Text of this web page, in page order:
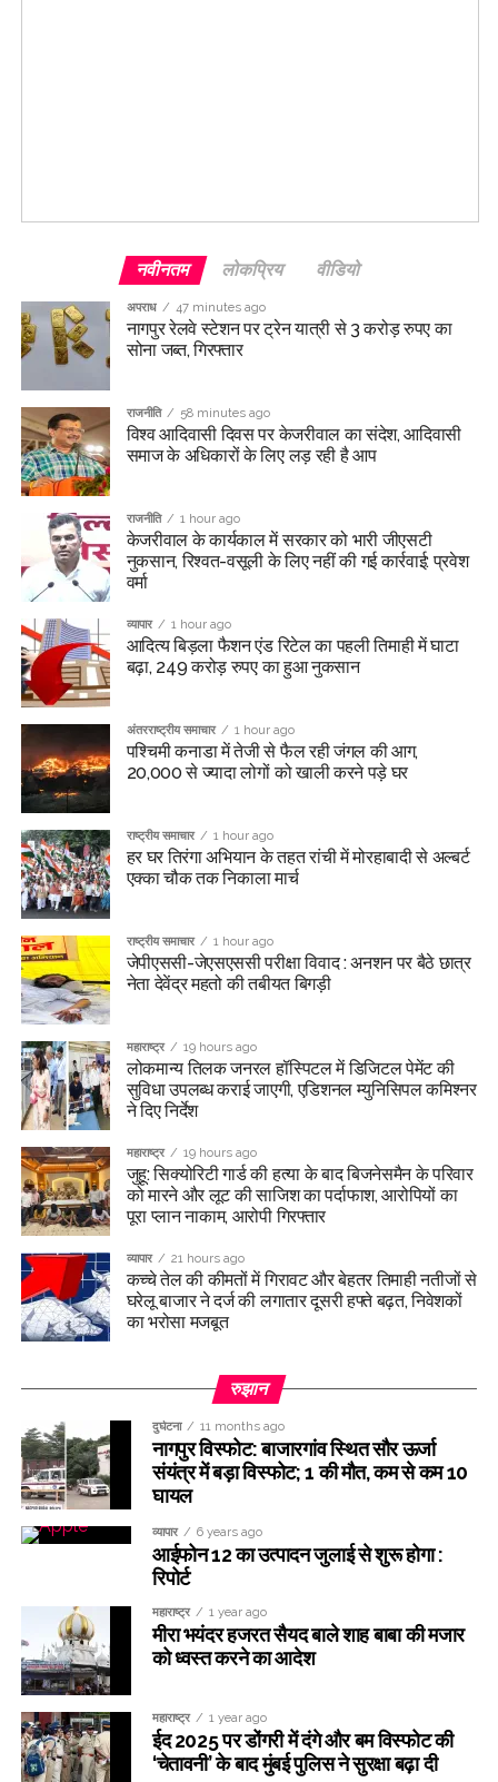
नवीनतम लोकप्रिय वीडियो
अपराध 47 minutes ago
नागपुर रेलवे स्टेशन पर ट्रेन यात्री से 3 करोड़ रुपए का
सोना जब्त, गिरफ्तार
राजनीति 58 minutes ago
विश्व आदिवासी दिवस पर केजरीवाल का संदेश, आदिवासी
समाज के अधिकारों के लिए लड़ रही है आप
राजनीति 1 hour ago
केजरीवाल के कार्यकाल में सरकार को भारी जीएसटी
नुकसान, रिश्वत-वसूली के लिए नहीं की गई कार्रवाई: प्रवेश
वर्मा
व्यापार 1 hour ago
आदित्य बिड़ला फैशन एंड रिटेल का पहली तिमाही में घाटा
बढ़ा, 249 करोड़ रुपए का हुआ नुकसान
अंतरराष्ट्रीय समाचार 1 hour ago
पश्चिमी कनाडा में तेजी से फैल रही जंगल की आग,
20,000 से ज्यादा लोगों को खाली करने पड़े घर
राष्ट्रीय समाचार 1 hour ago
हर घर तिरंगा अभियान के तहत रांची में मोरहाबादी से अल्बर्ट
एक्का चौक तक निकाला मार्च
राष्ट्रीय समाचार 1 hour ago
जेपीएससी-जेएसएससी परीक्षा विवाद : अनशन पर बैठे छात्र
नेता देवेंद्र महतो की तबीयत बिगड़ी
महाराष्ट्र 19 hours ago
लोकमान्य तिलक जनरल हॉस्पिटल में डिजिटल पेमेंट की
सुविधा उपलब्ध कराई जाएगी, एडिशनल म्युनिसिपल कमिश्नर
ने दिए निर्देश
महाराष्ट्र 19 hours ago
जुहू: सिक्योरिटी गार्ड की हत्या के बाद बिजनेसमैन के परिवार
को मारने और लूट की साजिश का पर्दाफाश, आरोपियों का
पूरा प्लान नाकाम, आरोपी गिरफ्तार
व्यापार 21 hours ago
कच्चे तेल की कीमतों में गिरावट और बेहतर तिमाही नतीजों से
घरेलू बाजार ने दर्ज की लगातार दूसरी हफ्ते बढ़त, निवेशकों
का भरोसा मजबूत
रुझान
दुर्घटना 11 months ago
नागपुर विस्फोट: बाजारगांव स्थित सौर ऊर्जा
संयंत्र में बड़ा विस्फोट; 1 की मौत, कम से कम 10
घायल
व्यापार 6 years ago
आईफोन 12 का उत्पादन जुलाई से शुरू होगा :
रिपोर्ट
महाराष्ट्र 1 year ago
मीरा भयंदर हजरत सैयद बाले शाह बाबा की मजार
को ध्वस्त करने का आदेश
महाराष्ट्र 1 year ago
ईद 2025 पर डोंगरी में दंगे और बम विस्फोट की
‘चेतावनी’ के बाद मुंबई पुलिस ने सुरक्षा बढ़ा दी